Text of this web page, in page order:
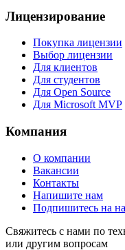
Лицензирование
Покупка лицензии
Выбор лицензии
Для клиентов
Для студентов
Для Open Source
Для Microsoft MVP
Компания
О компании
Вакансии
Контакты
Напишите нам
Подпишитесь на
Свяжитесь с нами по
или другим вопросам